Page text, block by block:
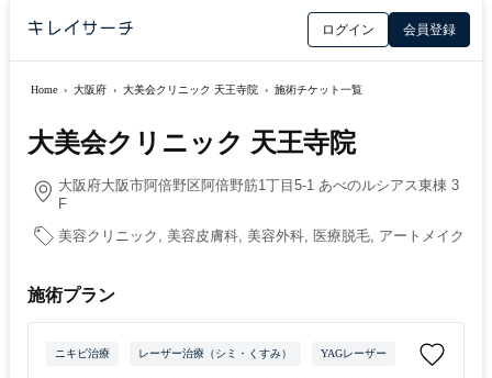
ログイン 会員登録
Home › 大阪府 › 大美会クリニック 天王寺院 › 施術チケット一覧
大美会クリニック 天王寺院
大阪府大阪市阿倍野区阿倍野筋1丁目5-1 あべのルシアス東棟 3
F
美容クリニック, 美容皮膚科, 美容外科, 医療脱毛, アートメイク
施術プラン
ニキビ治療 レーザー治療（シミ・くすみ） YAGレーザー